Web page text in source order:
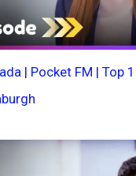
| Pocket FM | Top